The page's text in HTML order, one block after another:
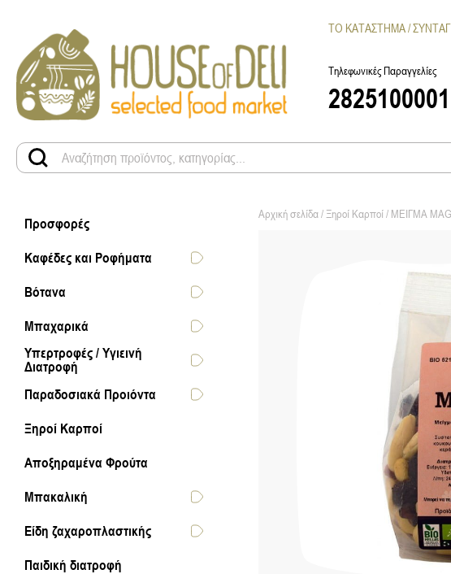
Τηλεφωνικές Παραγγελίες
2825100001
ΤΟ ΚΑΤΑΣΤΗΜΑ
Προσφορές
Καφέδες και Ροφήματα
Βότανα
Μπαχαρικά
Υπερτροφές / Υγιεινή
Διατροφή
Παραδοσιακά Προιόντα
Ξηροί Καρποί
Αποξηραμένα Φρούτα
Μπακαλική
Είδη ζαχαροπλαστικής
Παιδική διατροφή
Αρχική σελίδα/ Ξηροί Καρποί/ ΜΕΙΓΜΑ